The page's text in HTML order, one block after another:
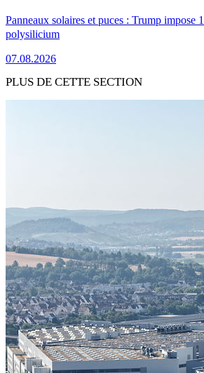
Panneaux solaires et puces : Trump impose
polysilicium
07.08.2026
PLUS DE CETTE SECTION